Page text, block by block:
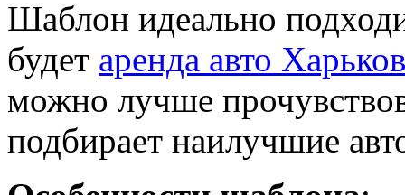
Шаблон идеально
будет аренда авто Харьков
можно лучше
подбирает наилучшие